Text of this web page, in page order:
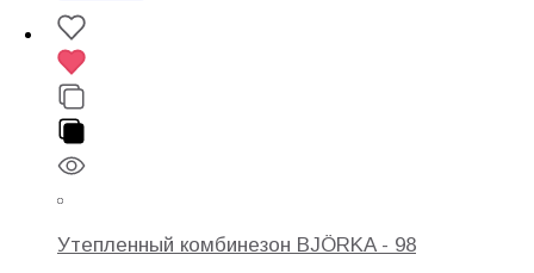
Утепленный комбинезон BJÖRKA - 98